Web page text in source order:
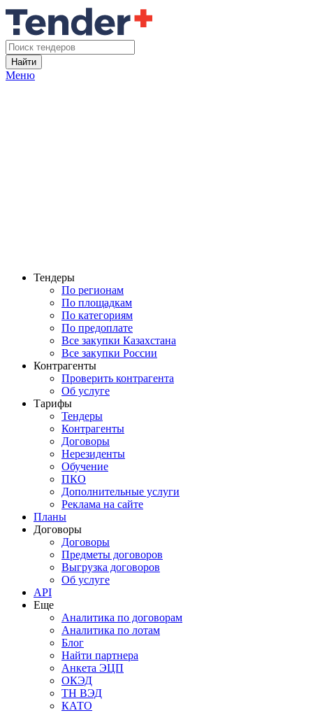
Найти
Меню
Тендеры
По регионам
По площадкам
По категориям
По предоплате
Все закупки Казахстана
Все закупки России
Контрагенты
Проверить контрагента
Об услуге
Тарифы
Тендеры
Контрагенты
Договоры
Нерезиденты
Обучение
ПКО
Дополнительные услуги
Реклама на сайте
Планы
Договоры
Договоры
Предметы договоров
Выгрузка договоров
Об услуге
API
Еще
Аналитика по договорам
Аналитика по лотам
Блог
Найти партнера
Анкета ЭЦП
ОКЭД
ТН ВЭД
КАТО